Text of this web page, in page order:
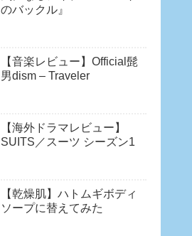
のバックル』
【音楽レビュー】Official髭
男dism – Traveler
【海外ドラマレビュー】
SUITS／スーツ シーズン1
【乾燥肌】ハトムギボディ
ソープに替えてみた